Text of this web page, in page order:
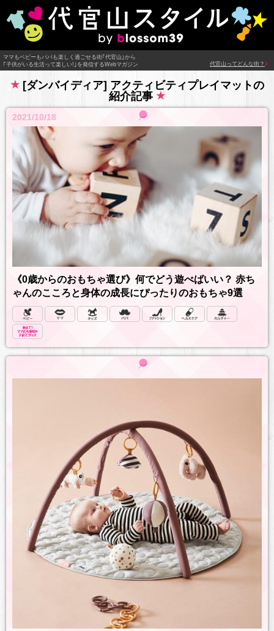
ママもベビーもパパも楽しく過ごせる街｢代官山｣から
｢子供がいる生活って楽しい!｣を発信するWebマガジン
代官山ってどんな街？
[ダンバイディア] アクティビティプレイマットの
紹介記事
2021/10/18
《0歳からのおもちゃ選び》何でどう遊べばいい？ 赤ち
ゃんのこころと身体の成長にぴったりのおもちゃ9選